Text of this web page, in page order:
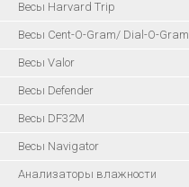
Весы Harvard Trip
Весы Cent-O-Gram/ Dial-O-Gram
Весы Valor
Весы Defender
Весы DF32M
Весы Navigator
Анализаторы влажности